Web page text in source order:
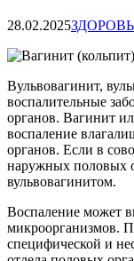
28.02.2025
Вульвовагинит,
воспалительные
органов. Вагинит
воспаление
органов. Если в
наружных половых
вульвовагинитом.
Воспаление может
микроорганизмов.
специфической и